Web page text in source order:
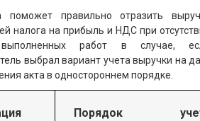
поможет правильно отразить
налога на прибыль и НДС при
работ в случае,
выбрал вариант учета выручки на
акта в одностороннем порядке.
Порядок